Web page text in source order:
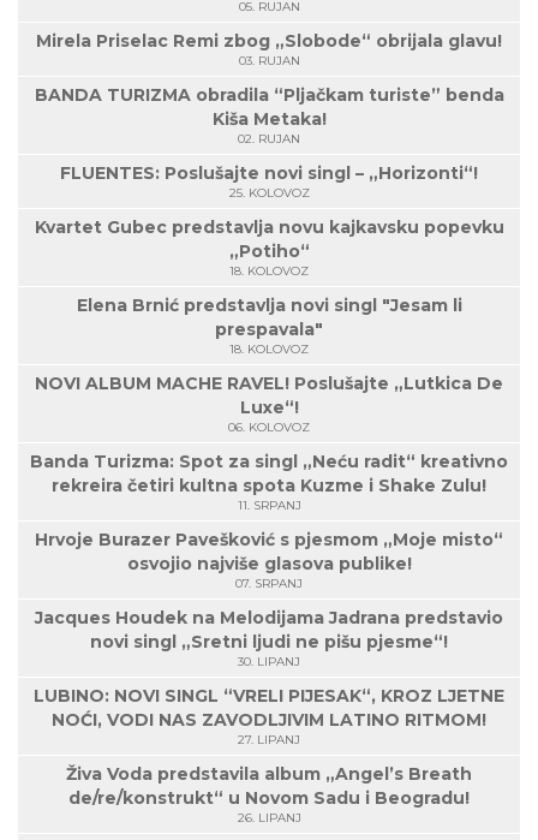
05. RUJAN
Mirela Priselac Remi zbog „Slobode“ obrijala glavu!
03. RUJAN
BANDA TURIZMA obradila “Pljačkam turiste” benda
Kiša Metaka!
02. RUJAN
FLUENTES: Poslušajte novi singl – „Horizonti“!
25. KOLOVOZ
Kvartet Gubec predstavlja novu kajkavsku popevku
„Potiho“
18. KOLOVOZ
Elena Brnić predstavlja novi singl "Jesam li
prespavala"
18. KOLOVOZ
NOVI ALBUM MACHE RAVEL! Poslušajte „Lutkica De
Luxe“!
06. KOLOVOZ
Banda Turizma: Spot za singl „Neću radit“ kreativno
rekreira četiri kultna spota Kuzme i Shake Zulu!
11. SRPANJ
Hrvoje Burazer Pavešković s pjesmom „Moje misto“
osvojio najviše glasova publike!
07. SRPANJ
Jacques Houdek na Melodijama Jadrana predstavio
novi singl „Sretni ljudi ne pišu pjesme“!
30. LIPANJ
LUBINO: NOVI SINGL “VRELI PIJESAK“, KROZ LJETNE
NOĆI, VODI NAS ZAVODLJIVIM LATINO RITMOM!
27. LIPANJ
Živa Voda predstavila album „Angel’s Breath
de/re/konstrukt“ u Novom Sadu i Beogradu!
26. LIPANJ